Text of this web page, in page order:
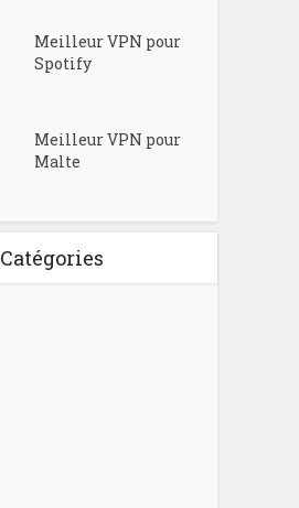
Meilleur VPN pour
Spotify
Meilleur VPN pour
Malte
Catégories